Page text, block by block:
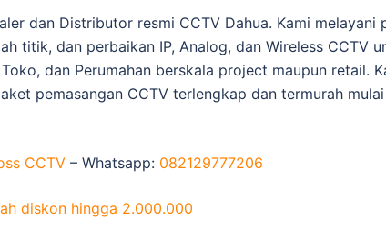
dan Distributor resmi CCTV Dahua. Kami melayani
titik, dan perbaikan IP, Analog, dan Wireless CCTV
dan Perumahan berskala project maupun retail.
pemasangan CCTV terlengkap dan termurah
CCTV – Whatsapp: 082129777206
diskon hingga 2.000.000